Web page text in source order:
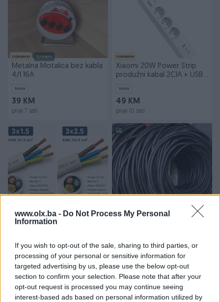
www.olx.ba - Do Not Process My Personal
Information
If you wish to opt-out of the sale, sharing to third parties, or
processing of your personal or sensitive information for
targeted advertising by us, please use the below opt-out
section to confirm your selection. Please note that after your
opt-out request is processed you may continue seeing
interest-based ads based on personal information utilized by
Izdvojeno Dostupno
Metalna Motalica bez kabla
4/1 16A
Novo
39 KM
prije 7 sati
Izdvojeno
Xiaomi 20W Power Strip
produžni kabal 2C1A + USB i
Novo
49 KM
prije 10 sati
Kabal 3x1.5 3x2.5 5x1.5 5x2.5
citaj detaljno
Na upit
prije 10 sati
Kabal 4x16 bakar , napojni
kabal nov, podzemni
17 KM
prije 11 sati
PIK SHOP PIK SHOP